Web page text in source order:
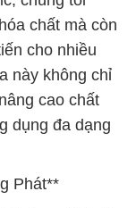
chất mà còn
cho nhiều
này không chỉ
cao chất
dụng đa dạng
Phát**